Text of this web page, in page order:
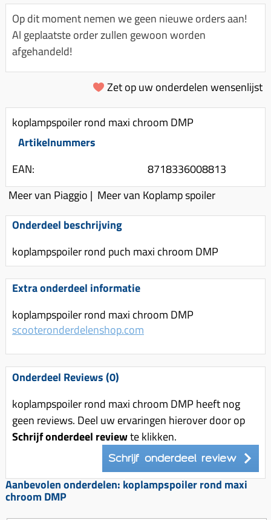
Spanningsregelaar
Toerenbegrenzer
Remlichtschakelaar
Luchtfilter (delen)
Luchtfilter deksel
Motor blokken
Membraan (delen)
Pakking (sets)
Vlotterbak pakking
Powerfilter
Schakel (delen)
Spruitstuk (delen)
Uitlaten compleet
Uitlaat bocht
Radiateur (delen)
Waterpomp (delen)
Variorolsets
Pulley
Variateur (delen)
Variokit
Zuigers
Km teller kabel
Kickstart deksel
Kickstart ronsel
Schokbrekers
Spiegels
Stuur (delen)
Remblokken
Rem (delen)
Remhevels
Remsegmenten
Remschijven
Voorvork
Zadel
Standaard
Kinderzitje (scooter)
Olie-onderhoudsmiddelen
Oppakbeugel
Scooterhoezen
Scooter Kleding
Stickers
Stuurslot
Regenkleding
Vespa accessoires
Voordragers
Accessoires overig
Gereedschap
Op dit moment nemen we geen nieuwe orders aan!
Al geplaatste order zullen gewoon worden
afgehandeld!
Zet op uw onderdelen wensenlijst
koplampspoiler rond maxi chroom DMP
Artikelnummers
EAN:
8718336008813
Meer van Piaggio | Meer van Koplamp spoiler
Onderdeel beschrijving
koplampspoiler rond puch maxi chroom DMP
Extra onderdeel informatie
koplampspoiler rond maxi chroom DMP
scooteronderdelenshop.com
Onderdeel Reviews (0)
koplampspoiler rond maxi chroom DMP heeft nog
geen reviews. Deel uw ervaringen hierover door op
Schrijf onderdeel reviewte klikken.
Schrijf onderdeel review
Aanbevolen onderdelen: koplampspoiler rond maxi
chroom DMP